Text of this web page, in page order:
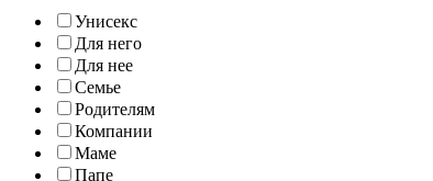
Унисекс
Для него
Для нее
Семье
Родителям
Компании
Маме
Папе